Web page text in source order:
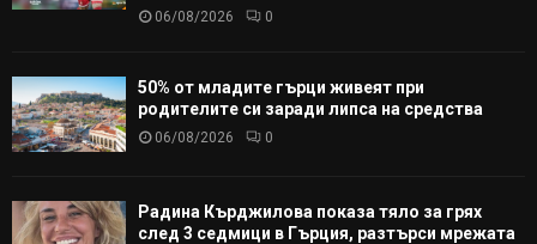
06/08/2026 0
50% от младите гърци живеят при
родителите си заради липса на средства
06/08/2026 0
Радина Кърджилова показа тяло за грях
след 3 седмици в Гърция, разтърси мрежата